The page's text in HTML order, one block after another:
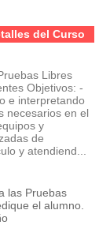
del Curso
Libres
Objetivos: -
e interpretando
necesarios en el
y
de
y atendiend...
las Pruebas
el alumno.